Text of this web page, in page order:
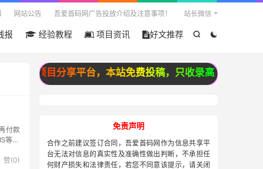


报 经验教程 项目资讯 好文推荐
网站公告 吾爱首码网广告投放介绍及注意事项！ 站长微信

付款
等12
赞(0)
码项目分享平台，本站免费投稿，只收录高质量原创投稿
免责声明
合作之前建议签订合同，吾爱首码网作为信息共享平
台无法对信息的真实性及准确性做出判断，不承担任
何财产损失和法律责任，若您不同意该提示，请关闭